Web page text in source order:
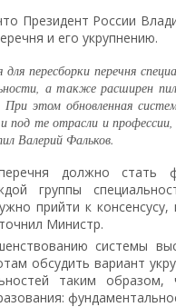
Президент России
и его укрупнению.
для пересборки перечня
а также расширен
При этом обновленная
под те отрасли и профессии,
Валерий Фальков.
должно стать
группы
прийти к
Министр.
системы
обсудить вариант
таким